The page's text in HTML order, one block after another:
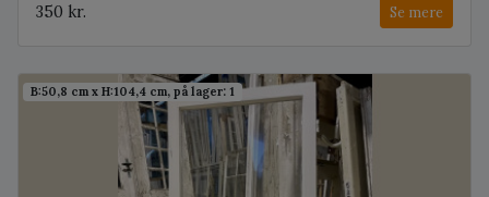
350 kr.
Se mere
B:50,8 cm x H:104,4 cm, på lager: 1